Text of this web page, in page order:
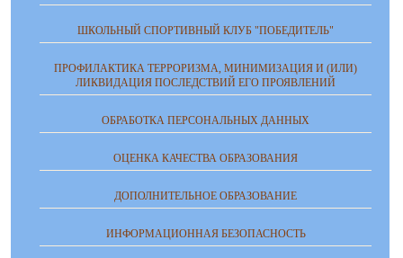
ШКОЛЬНЫЙ СПОРТИВНЫЙ КЛУБ "ПОБЕДИТЕЛЬ"
ПРОФИЛАКТИКА ТЕРРОРИЗМА, МИНИМИЗАЦИЯ И (ИЛИ)
ЛИКВИДАЦИЯ ПОСЛЕДСТВИЙ ЕГО ПРОЯВЛЕНИЙ
ОБРАБОТКА ПЕРСОНАЛЬНЫХ ДАННЫХ
ОЦЕНКА КАЧЕСТВА ОБРАЗОВАНИЯ
ДОПОЛНИТЕЛЬНОЕ ОБРАЗОВАНИЕ
ИНФОРМАЦИОННАЯ БЕЗОПАСНОСТЬ